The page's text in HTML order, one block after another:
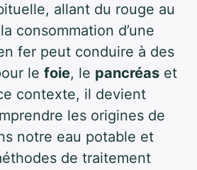
allant du rouge au
consommation d’une
fer peut conduire à des
le foie, le pancréas et
contexte, il devient
les origines de
notre eau potable et
de traitement